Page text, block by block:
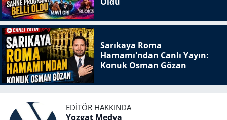
Sarıkaya Roma
Hamamı'ndan Canlı Yayın:
Konuk Osman Gözan
EDITÖR HAKKINDA
Yozgat Medya